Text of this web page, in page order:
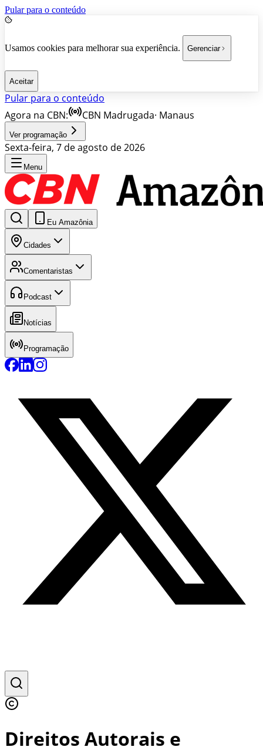
Pular para o conteúdo
Usamos cookies para melhorar sua experiência. Gerenciar
Aceitar
Pular para o conteúdo
Agora na CBN:
CBN Madrugada· Manaus
Ver programação
Sexta-feira, 7 de agosto de 2026
Menu
Eu Amazônia
Cidades
Comentaristas
Podcast
Notícias
Programação
Direitos Autorais e